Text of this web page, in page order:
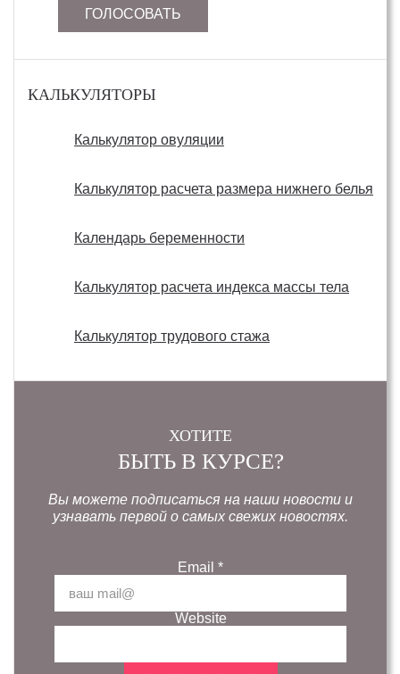
ГОЛОСОВАТЬ
КАЛЬКУЛЯТОРЫ
Калькулятор овуляции
Калькулятор расчета размера нижнего белья
Календарь беременности
Калькулятор расчета индекса массы тела
Калькулятор трудового стажа
ХОТИТЕ
БЫТЬ В КУРСЕ?
Вы можете подписаться на наши новости и
узнавать первой о самых свежих новостях.
Email *
Website